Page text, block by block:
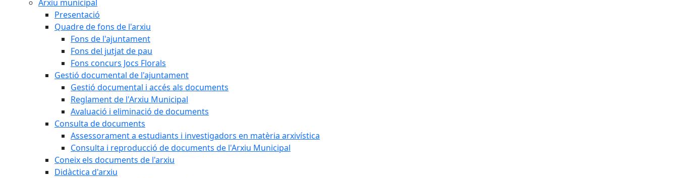
Arxiu municipal
Presentació
Quadre de fons de l'arxiu
Fons de l'ajuntament
Fons del jutjat de pau
Fons concurs Jocs Florals
Gestió documental de l'ajuntament
Gestió documental i accés als documents
Reglament de l'Arxiu Municipal
Avaluació i eliminació de documents
Consulta de documents
Assessorament a estudiants i investigadors en matèria arxivística
Consulta i reproducció de documents de l'Arxiu Municipal
Coneix els documents de l'arxiu
Didàctica d'arxiu